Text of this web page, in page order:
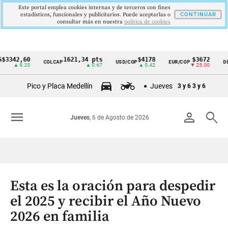
Cintillo
Colombia
COLCAP1621,34 pts USD/COP$4178
▲ 0.42
EUR/COP $3672
▼ 25.00
Pico y Placa Medellín Jueves 3 y 6 3 y 6
person search
Jueves, 6 de Agosto de 2026
menu
Esta es la oración para despedir
el 2025 y recibir el Año Nuevo
2026 en familia
Este portal emplea cookies internas y de terceros con fines
estadísticos, funcionales y publicitarios. Puede aceptarlas o
consultar más en nuestra politica de cookies
CONTINUAR